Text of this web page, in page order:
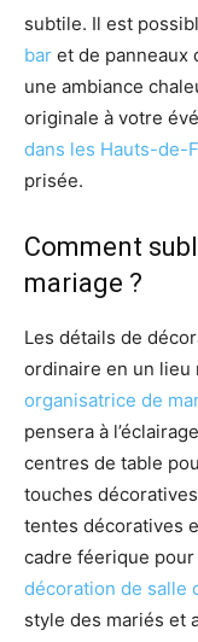
subtile. Il est
bar et de panneaux
une ambiance
originale à votre
dans les Hauts-de-
prisée.
Comment
mariage ?
Les détails de
ordinaire en un lieu
organisatrice de
pensera à
centres de table
touches
tentes décoratives
cadre féerique
décoration de salle
style des mariés et